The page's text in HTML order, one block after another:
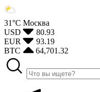
31°С Москва
USD
80.93
EUR
93.19
BTC
64,701.32